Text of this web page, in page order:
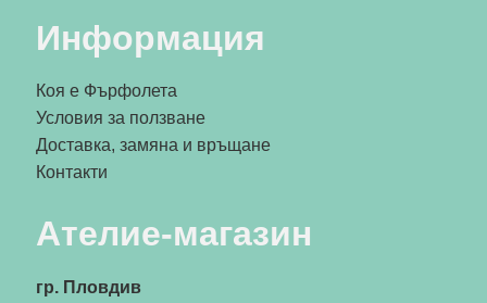
Информация
Коя е Фърфолета
Условия за ползване
Доставка, замяна и връщане
Контакти
Ателие-магазин
гр. Пловдив